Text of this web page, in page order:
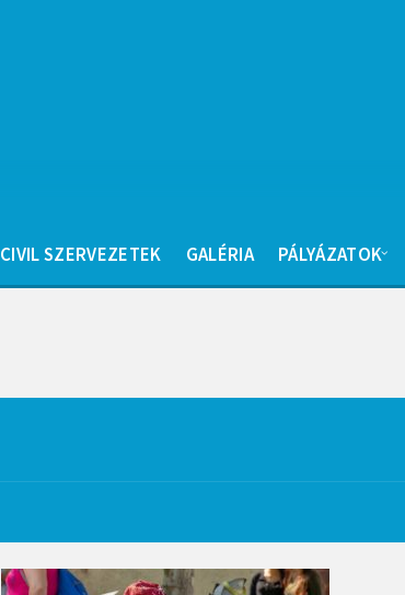
CIVIL SZERVEZETEK GALÉRIA PÁLYÁZATOK